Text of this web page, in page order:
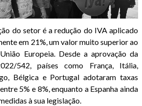
do setor é a redução do IVA aplicado
em 21%, um valor muito superior ao
Europeia. Desde a aprovação da
542, países como França, Itália,
Bélgica e Portugal adotaram taxas
5% e 8%, enquanto a Espanha ainda
à sua legislação.